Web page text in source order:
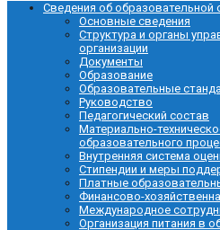
Сведения об образовательной
Основные сведения
Структура и органы
организации
Документы
Образование
Образовательные
Руководство
Педагогический состав
Материально-
образовательного
Внутренняя система
Стипендии и меры
Платные
Финансово-
Международное
Организация питания в